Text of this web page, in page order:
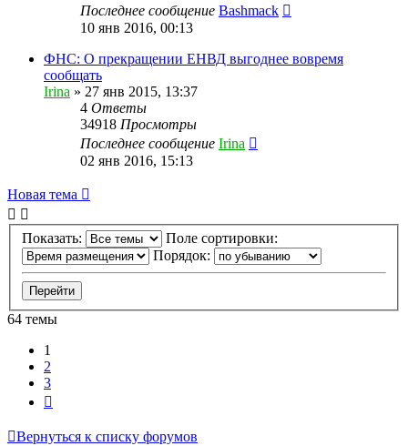
Последнее сообщение Bashmack
10 янв 2016, 00:13
ФНС: О прекращении ЕНВД выгоднее вовремя
сообщать
Irina » 27 янв 2015, 13:37
4 Ответы
34918 Просмотры
Последнее сообщение Irina
02 янв 2016, 15:13
Новая тема
Показать:
Поле сортировки:
Порядок:
64 темы
1
2
3
Вернуться к списку форумов